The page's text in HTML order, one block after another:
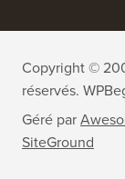
Copyright ©
réservés.
Géré par
SiteGround